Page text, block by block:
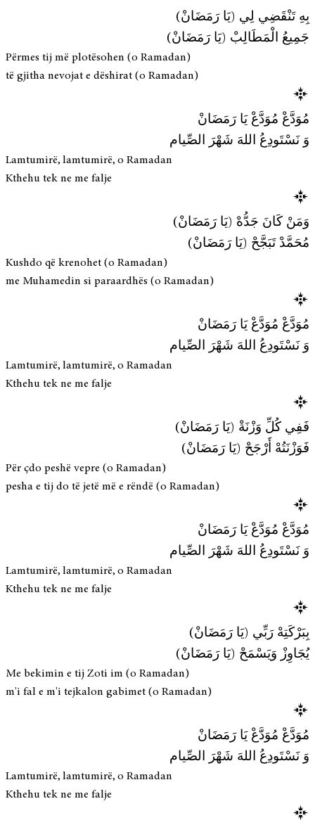
بِهِ تَنْقَضِي لِي (يَا رَمَضَانْ)
جَمِيعُ الْمَطَالِبْ (يَا رَمَضَانْ)
Përmes tij më plotësohen (o Ramadan)
të gjitha nevojat e dëshirat (o Ramadan)
مُوَدَّعْ مُوَدَّعْ يَا رَمَضَانْ
وَ نَسْتَودِعُ اللهَ شَهْرَ الصِّيام
Lamtumirë, lamtumirë, o Ramadan
Kthehu tek ne me falje
وَمَنْ كَانَ جَدُّهْ (يَا رَمَضَانْ)
مُحَمَّدْ تَبَجَّحْ (يَا رَمَضَانْ)
Kushdo që krenohet (o Ramadan)
me Muhamedin si paraardhës (o Ramadan)
مُوَدَّعْ مُوَدَّعْ يَا رَمَضَانْ
وَ نَسْتَودِعُ اللهَ شَهْرَ الصِّيام
Lamtumirë, lamtumirë, o Ramadan
Kthehu tek ne me falje
فَفِي كُلِّ وَزْنَةْ (يَا رَمَضَانْ)
فَوَزْنَتُهْ أَرْجَحْ (يَا رَمَضَانْ)
Për çdo peshë vepre (o Ramadan)
pesha e tij do të jetë më e rëndë (o Ramadan)
مُوَدَّعْ مُوَدَّعْ يَا رَمَضَانْ
وَ نَسْتَودِعُ اللهَ شَهْرَ الصِّيام
Lamtumirë, lamtumirë, o Ramadan
Kthehu tek ne me falje
بِبَرْكَتِهْ رَبِّي (يَا رَمَضَانْ)
يُجَاوِزْ وَيَسْمَحْ (يَا رَمَضَانْ)
Me bekimin e tij Zoti im (o Ramadan)
m'i fal e m'i tejkalon gabimet (o Ramadan)
مُوَدَّعْ مُوَدَّعْ يَا رَمَضَانْ
وَ نَسْتَودِعُ اللهَ شَهْرَ الصِّيام
Lamtumirë, lamtumirë, o Ramadan
Kthehu tek ne me falje